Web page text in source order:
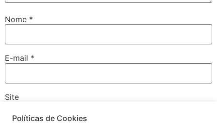
Nome *
E-mail *
Site
Políticas de Cookies